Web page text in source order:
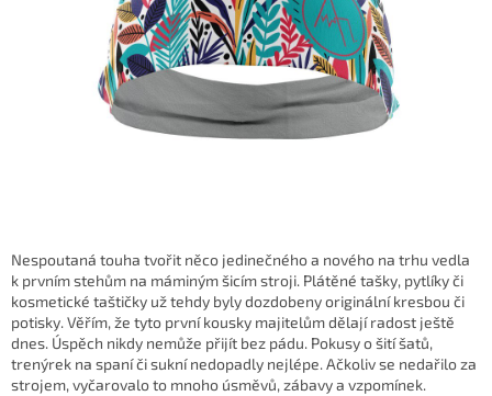
Nespoutaná touha tvořit něco jedinečného a nového na trhu vedla
k prvním stehům na máminým šicím stroji. Plátěné tašky, pytlíky či
kosmetické taštičky už tehdy byly dozdobeny originální kresbou či
potisky. Věřím, že tyto první kousky majitelům dělají radost ještě
dnes. Úspěch nikdy nemůže přijít bez pádu. Pokusy o šití šatů,
trenýrek na spaní či sukní nedopadly nejlépe. Ačkoliv se nedařilo za
strojem, vyčarovalo to mnoho úsměvů, zábavy a vzpomínek.